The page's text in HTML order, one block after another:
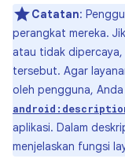
Catatan:
perangkat mereka.
atau tidak
tersebut. Agar
oleh pengguna,
aplikasi. Dalam
menjelaskan fungsi